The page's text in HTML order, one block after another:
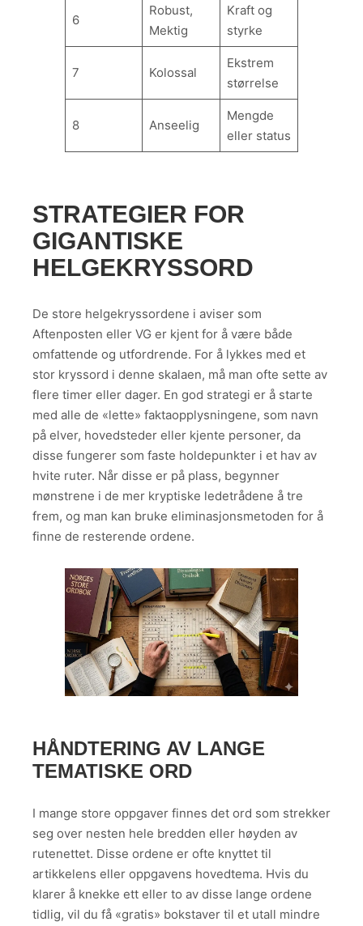
6
Robust,
Mektig
Kraft og
styrke
7 Kolossal
Ekstrem
størrelse
8 Anseelig
Mengde
eller status
STRATEGIER FOR
GIGANTISKE
HELGEKRYSSORD
De store helgekryssordene i aviser som
Aftenposten eller VG er kjent for å være både
omfattende og utfordrende. For å lykkes med et
stor kryssord i denne skalaen, må man ofte sette av
flere timer eller dager. En god strategi er å starte
med alle de «lette» faktaopplysningene, som navn
på elver, hovedsteder eller kjente personer, da
disse fungerer som faste holdepunkter i et hav av
hvite ruter. Når disse er på plass, begynner
mønstrene i de mer kryptiske ledetrådene å tre
frem, og man kan bruke eliminasjonsmetoden for å
finne de resterende ordene.
HÅNDTERING AV LANGE
TEMATISKE ORD
I mange store oppgaver finnes det ord som strekker
seg over nesten hele bredden eller høyden av
rutenettet. Disse ordene er ofte knyttet til
artikkelens eller oppgavens hovedtema. Hvis du
klarer å knekke ett eller to av disse lange ordene
tidlig, vil du få «gratis» bokstaver til et utall mindre